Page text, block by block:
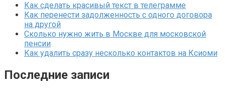
Как сделать красивый текст в телеграмме
Как перенести задолженность с одного договора
на другой
Сколько нужно жить в Москве для московской
пенсии
Как удалить сразу несколько контактов на Ксиоми
Последние записи